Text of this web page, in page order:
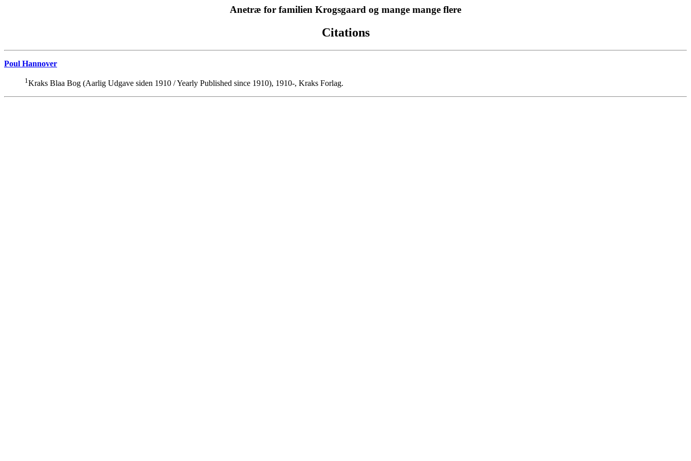
Anetræ for familien Krogsgaard og mange mange flere
Citations
Poul Hannover
1 Kraks Blaa Bog (Aarlig Udgave siden 1910 / Yearly Published since 1910), 1910-, Kraks Forlag.